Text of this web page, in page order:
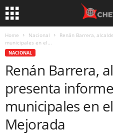
Home Nacional
Renán Barrera,
municipales en el...
NACIONAL
Renán Barrera,
presenta
municipales en
Mejorada